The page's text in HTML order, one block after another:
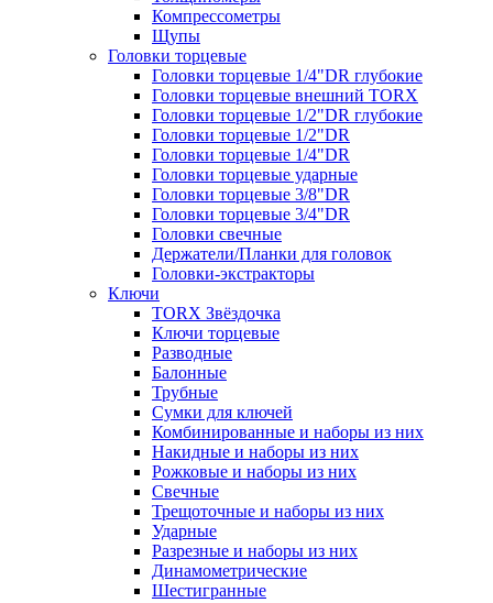
Компрессометры
Щупы
Головки торцевые
Головки торцевые 1/4"DR глубокие
Головки торцевые внешний TORX
Головки торцевые 1/2"DR глубокие
Головки торцевые 1/2"DR
Головки торцевые 1/4"DR
Головки торцевые ударные
Головки торцевые 3/8"DR
Головки торцевые 3/4"DR
Головки свечные
Держатели/Планки для головок
Головки-экстракторы
Ключи
TORX Звёздочка
Ключи торцевые
Разводные
Балонные
Трубные
Сумки для ключей
Комбинированные и наборы из них
Накидные и наборы из них
Рожковые и наборы из них
Свечные
Трещоточные и наборы из них
Ударные
Разрезные и наборы из них
Динамометрические
Шестигранные